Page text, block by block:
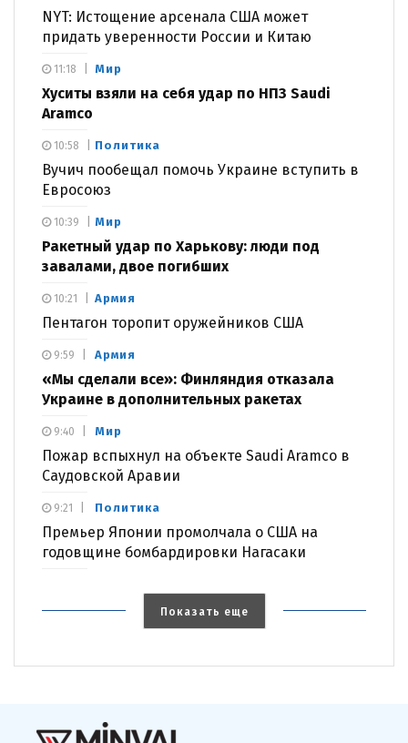
NYT: Истощение арсенала США может
придать уверенности России и Китаю
Мир
Хуситы взяли на себя удар по НПЗ Saudi
Aramco
11:18
Политика
Вучич пообещал помочь Украине вступить в
Евросоюз
10:58
Мир
Ракетный удар по Харькову: люди под
завалами, двое погибших
10:39
Армия
Пентагон торопит оружейников США
10:21
Армия
«Мы сделали все»: Финляндия отказала
Украине в дополнительных ракетах
9:59
Мир
Пожар вспыхнул на объекте Saudi Aramco в
Саудовской Аравии
9:40
Политика
Премьер Японии промолчала о США на
годовщине бомбардировки Нагасаки
9:21
Показать еще